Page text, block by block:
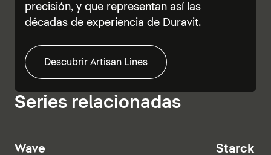
precisión, y que representan así las
décadas de experiencia de Duravit.
Descubrir Artisan Lines
Series relacionadas
Wave Starck T